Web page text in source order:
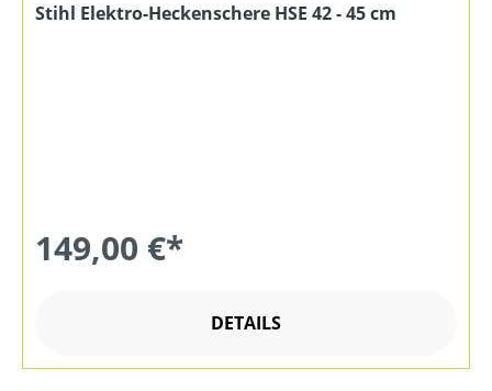
Stihl Elektro-Heckenschere HSE 42 - 45 cm
149,00 €*
DETAILS